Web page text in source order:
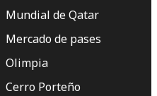
Mundial de Qatar
Mercado de pases
Olimpia
Cerro Porteño